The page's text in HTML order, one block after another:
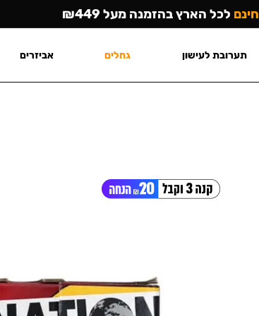
חינם לכל הארץ בהזמנה מעל ₪449
תערובת לעישון גחלים אביזרים